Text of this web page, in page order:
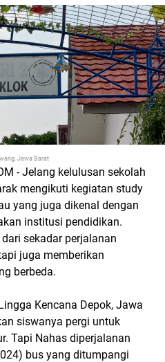
Jawa Barat
- Jelang kelulusan sekolah
mengikuti kegiatan study
yang juga dikenal dengan
institusi pendidikan.
sekadar perjalanan
juga memberikan
berbeda.
Kencana Depok, Jawa
siswanya pergi untuk
Tapi Nahas diperjalanan
bus yang ditumpangi